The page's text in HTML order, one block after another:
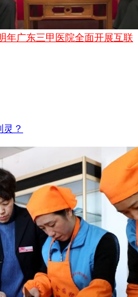
年广东三甲医院全面开展互联
？